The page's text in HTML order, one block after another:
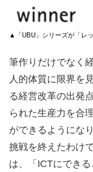
▲「UBU」シリーズが「レ
筆作りだけでなく
人的体質に限界を
る経営改革の出発
られた生産力を合
ができるようにな
挑戦を終えたわけ
は、「ICTにでき